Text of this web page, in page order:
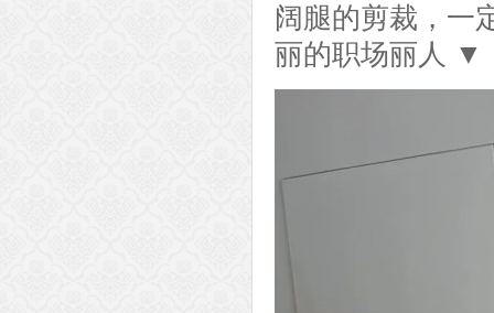
阔腿的剪裁，一
丽的职场丽人 ▼